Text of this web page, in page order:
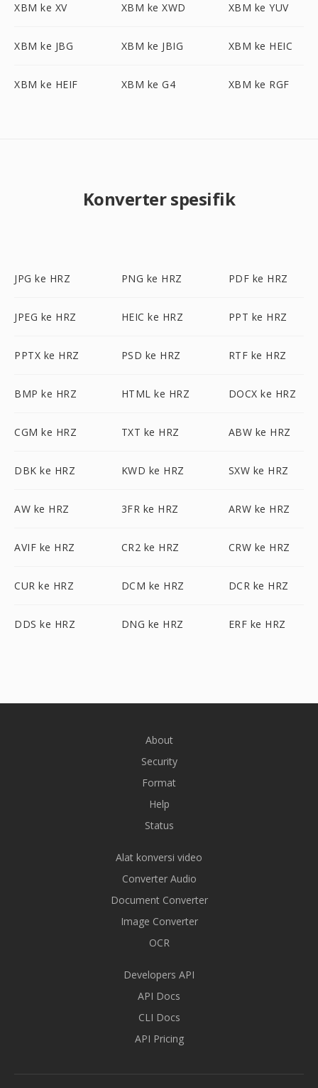
XBM ke XV XBM ke XWD XBM ke YUV
XBM ke JBG XBM ke JBIG XBM ke HEIC
XBM ke HEIF XBM ke G4 XBM ke RGF
Konverter spesifik
JPG ke HRZ PNG ke HRZ PDF ke HRZ
JPEG ke HRZ HEIC ke HRZ PPT ke HRZ
PPTX ke HRZ PSD ke HRZ RTF ke HRZ
BMP ke HRZ HTML ke HRZ DOCX ke HRZ
CGM ke HRZ TXT ke HRZ ABW ke HRZ
DBK ke HRZ KWD ke HRZ SXW ke HRZ
AW ke HRZ 3FR ke HRZ ARW ke HRZ
AVIF ke HRZ CR2 ke HRZ CRW ke HRZ
CUR ke HRZ DCM ke HRZ DCR ke HRZ
DDS ke HRZ DNG ke HRZ ERF ke HRZ
About
Security
Format
Help
Status
Alat konversi video
Converter Audio
Document Converter
Image Converter
OCR
Developers API
API Docs
CLI Docs
API Pricing